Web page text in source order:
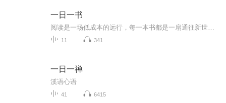
一日一书
11 341
一日一禅
溪语心语
41 6415